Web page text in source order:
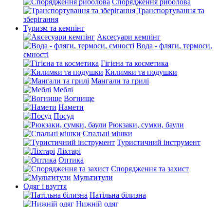
Спорядження риболова
Транспортування та
зберігання
Туризм та кемпінг
Аксесуари кемпінг
Вода - фляги, термоси,
ємності
Гігієна та косметика
Килимки та подушки
Мангали та грилі
Меблі
Вогнище
Намети
Посуд
Рюкзаки, сумки, баули
Спальні мішки
Туристичний інструмент
Ліхтарі
Оптика
Спорядження та захист
Мультитули
Одяг і взуття
Натільна білизна
Нижній одяг